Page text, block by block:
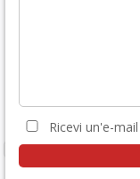
Ricevi un'e-